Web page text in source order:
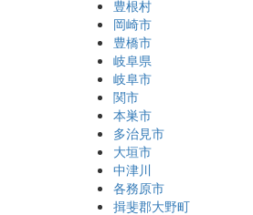
豊根村
岡崎市
豊橋市
岐阜県
岐阜市
関市
本巣市
多治見市
大垣市
中津川
各務原市
揖斐郡大野町